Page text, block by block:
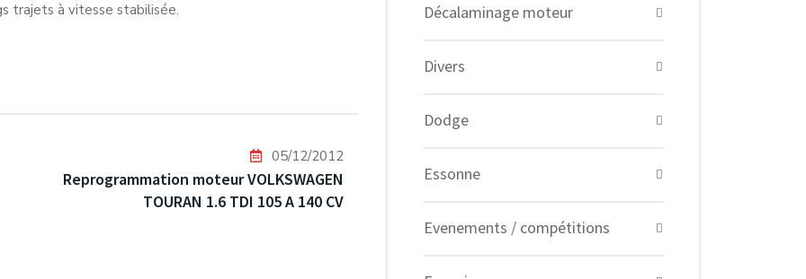
trajets à vitesse stabilisée.
05/12/2012
Reprogrammation moteur VOLKSWAGEN
TOURAN 1.6 TDI 105 A 140 CV
Décalaminage moteur
Divers
Dodge
Essonne
Evenements / compétitions